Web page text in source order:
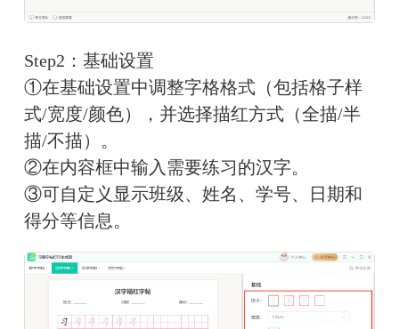
Step2：基础设置
①在基础设置中调整字格格式（包括格子样
式/宽度/颜色），并选择描红方式（全描/半
描/不描）。
②在内容框中输入需要练习的汉字。
③可自定义显示班级、姓名、学号、日期和
得分等信息。